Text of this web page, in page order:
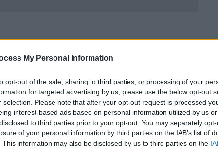
My Personal Information
opt-out of the sale, sharing to third parties, or processing of your
for targeted advertising by us, please use the below opt-out
selection. Please note that after your opt-out request is processed
interest-based ads based on personal information utilized by us
to third parties prior to your opt-out. You may separately
of your personal information by third parties on the IAB’s list of
This information may also be disclosed by us to third parties on the
με τη φράση να βρίσκεται στο
η οποίαεστιάζει στη ζωή και τις
WikiLeaks
. Το ντοκιμαντέρ του «Ο
έκανε παγκόσμια πρεμιέρα στο
Καννών.